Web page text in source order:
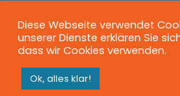
Diese Webseite verwendet
unserer Dienste erklären Sie
dass wir Cookies verwenden.
Ok, alles klar!